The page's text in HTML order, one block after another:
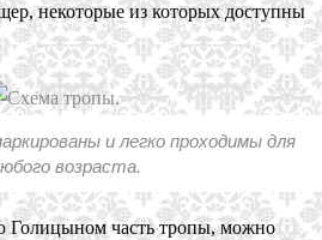
некоторые из которых доступны
и легко проходимы для
возраста.
Голицыном часть тропы, можно